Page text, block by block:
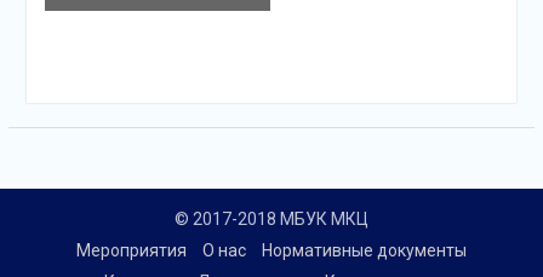
© 2017-2018 МБУК МКЦ
Мероприятия
О нас
Нормативные документы